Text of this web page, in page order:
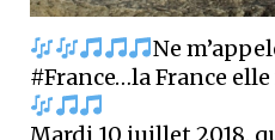
Ne
#France…la France